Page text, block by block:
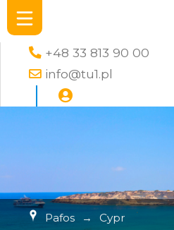
+48 33 813 90 00
info@tu1.pl
Pafos → Cypr